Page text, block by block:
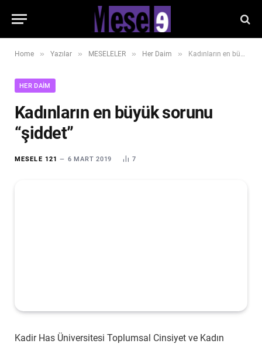
Home » Yazılar » MESELELER » Her Daim » Kadınların en büyük sorunu “şiddet”
HER DAIM
Kadınların en büyük sorunu
“şiddet”
MESELE 121 6 MART 2019 7
Kadir Has Üniversitesi Toplumsal Cinsiyet ve Kadın